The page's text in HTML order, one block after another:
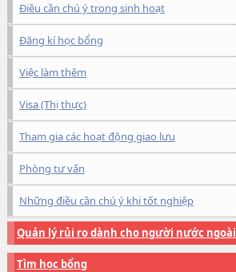
Điều cần chú ý trong sinh hoạt
Đăng kí học bổng
Việc làm thêm
Visa (Thị thực)
Tham gia các hoạt động giao lưu
Phòng tư vấn
Những điều cần chú ý khi tốt nghiệp
Quản lý rủi ro dành cho người nước ngoài
Tìm học bổng